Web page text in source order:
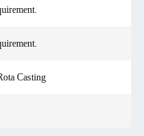
Casting